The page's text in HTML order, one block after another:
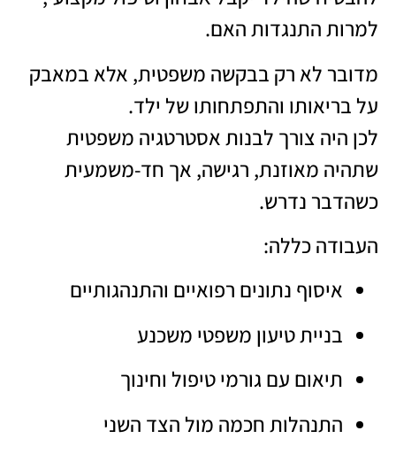
למרות התנגדות האם.
מדובר לא רק בבקשה משפטית, אלא במאבק
על בריאותו והתפתחותו של ילד.
לכן היה צורך לבנות אסטרטגיה משפטית
שתהיה מאוזנת, רגישה, אך חד-משמעית
כשהדבר נדרש.
העבודה כללה:
איסוף נתונים רפואיים והתנהגותיים
בניית טיעון משפטי משכנע
תיאום עם גורמי טיפול וחינוך
התנהלות חכמה מול הצד השני